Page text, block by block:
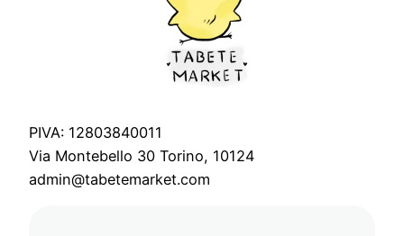
PIVA: 12803840011
Via Montebello 30 Torino, 10124
admin@tabetemarket.com